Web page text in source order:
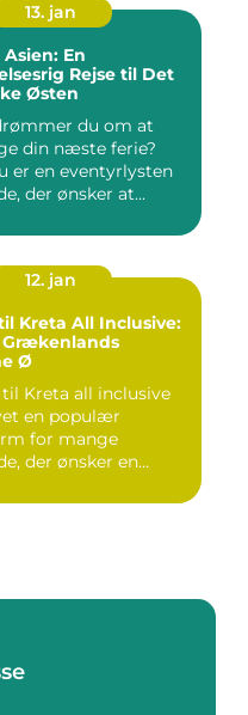
13. jan
Asien: En
Rejse til Det
Østen
du om at
din næste ferie?
er en eventyrlysten
der ønsker at...
12. jan
Kreta All Inclusive:
Grækenlands
Ø
til Kreta all inclusive
en populær
for mange
der ønsker en